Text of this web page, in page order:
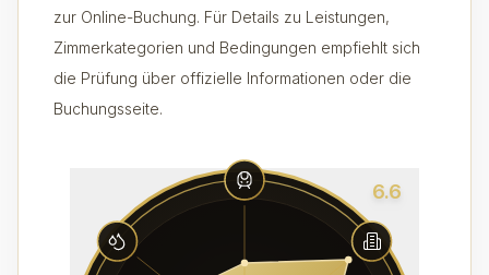
zur Online-Buchung. Für Details zu Leistungen,
Zimmerkategorien und Bedingungen empfiehlt sich
die Prüfung über offizielle Informationen oder die
Buchungsseite.
6.6